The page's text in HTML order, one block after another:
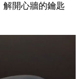
解開心牆的鑰匙